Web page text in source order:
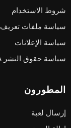
شروط الاستخدام
سياسة ملفات تعريف
سياسة الإعلانات
سياسة حقوق النشر DMCA
المطورون
إرسال لعبة